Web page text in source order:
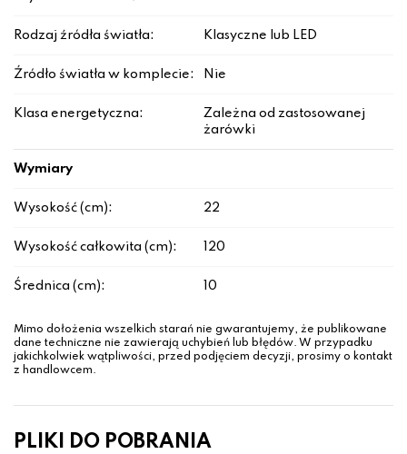
Rodzaj źródła światła: Klasyczne lub LED
Źródło światła w komplecie: Nie
Klasa energetyczna:
Zależna od zastosowanej
żarówki
Wymiary
Wysokość (cm): 22
Wysokość całkowita (cm): 120
Średnica (cm): 10
Mimo dołożenia wszelkich starań nie gwarantujemy, że publikowane
dane techniczne nie zawierają uchybień lub błędów. W przypadku
jakichkolwiek wątpliwości, przed podjęciem decyzji, prosimy o kontakt
z handlowcem.
PLIKI DO POBRANIA